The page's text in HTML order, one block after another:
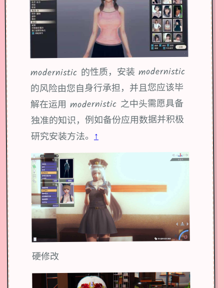
modernistic 的性质，安装 modernistic
的风险由您自身行承担，并且您应该毕
解在运用 modernistic 之中头需愿具备
独准的知识，例如备份应用数据并积极
研究安装方法。↑
硬修改